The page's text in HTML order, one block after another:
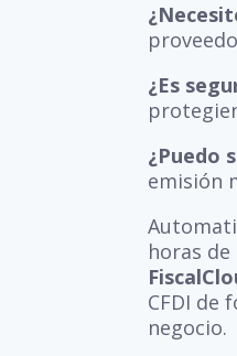
¿Es
¿Puedo
emisión
horas
CFDI de
negocio.